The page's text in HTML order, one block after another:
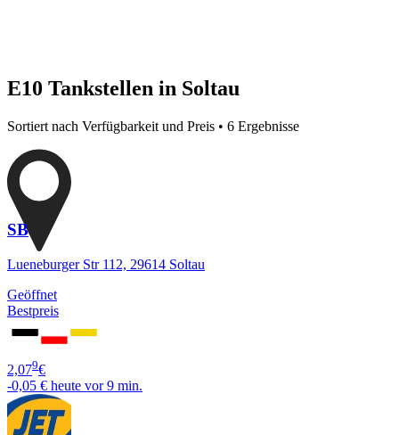
E10 Tankstellen in Soltau
Sortiert nach Verfügbarkeit und Preis • 6 Ergebnisse
SB
Lueneburger Str 112, 29614 Soltau
Geöffnet
Bestpreis
2,079€
-0,05 € heute vor 9 min.